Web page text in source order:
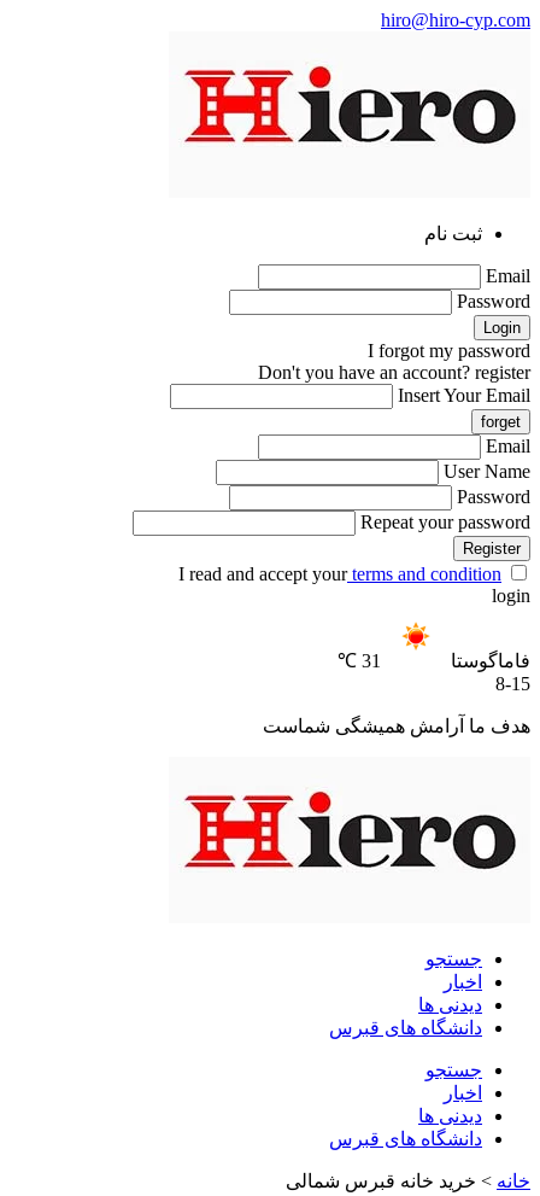
hiro@hiro-cyp.com
ثبت نام
Email
Password
I forgot my password
Don't you have an account? register
Insert Your Email
Email
User Name
Password
Repeat your password
Register
I read and accept yourterms and condition
login
فاماگوستا
31 ℃
8-15
هدف ما آرامش همیشگی شماست
جستجو
اخبار
دیدنی ها
دانشگاه های قبرس
جستجو
اخبار
دیدنی ها
دانشگاه های قبرس
خانه > خرید خانه قبرس شمالی